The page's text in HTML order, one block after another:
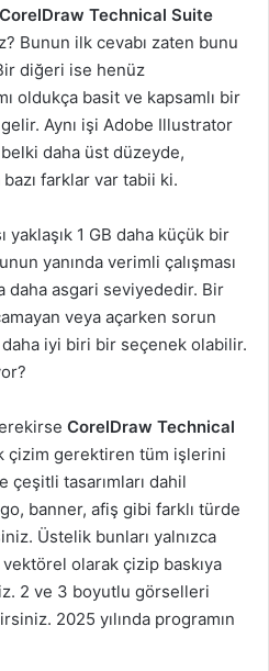
CorelDraw Technical Suite
Bunun ilk cevabı zaten bunu
diğeri ise henüz
oldukça basit ve kapsamlı bir
Aynı işi Adobe Illustrator
daha üst düzeyde,
farklar var tabii ki.
yaklaşık 1 GB daha küçük bir
yanında verimli çalışması
daha asgari seviyededir. Bir
veya açarken sorun
iyi biri bir seçenek olabilir.
CorelDraw Technical
çizim gerektiren tüm işlerini
tasarımları dahil
banner, afiş gibi farklı türde
Üstelik bunları yalnızca
olarak çizip baskıya
2 ve 3 boyutlu görselleri
2025 yılında programın